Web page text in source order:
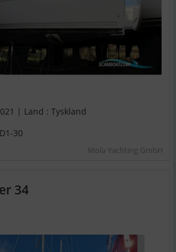
| Land : Tyskland
30
Mola Yachting GmbH
34